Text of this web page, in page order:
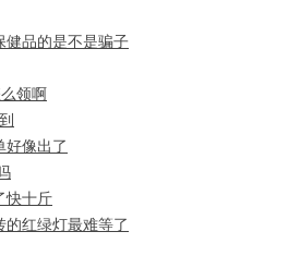
健品的是不是骗子
领啊
好像出了
快十斤
的红绿灯最难等了